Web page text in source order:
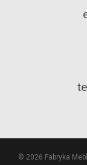
© 2026 Fabryka